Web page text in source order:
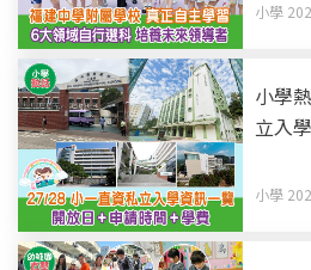
小學
小學
立入
小學